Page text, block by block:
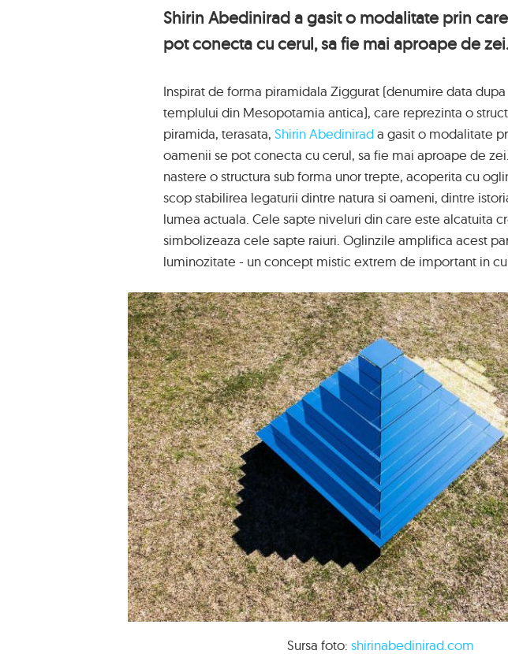
Shirin Abedinirad a gasit o modalitate prin
pot conecta cu cerul, sa fie mai aproape de zei.
Inspirat de forma piramidala Ziggurat (denumire data dupa
templului din Mesopotamia antica), care reprezinta o
piramida, terasata, Shirin Abedinirada gasit o modalitate
oamenii se pot conecta cu cerul, sa fie mai aproape de
nastere o structura sub forma unor trepte, acoperita cu
scop stabilirea legaturii dintre natura si oameni, dintre
lumea actuala. Cele sapte niveluri din care este alcatuita
simbolizeaza cele sapte raiuri. Oglinzile amplifica acest
luminozitate - un concept mistic extrem de important in
Sursa foto: shirinabedinirad.com